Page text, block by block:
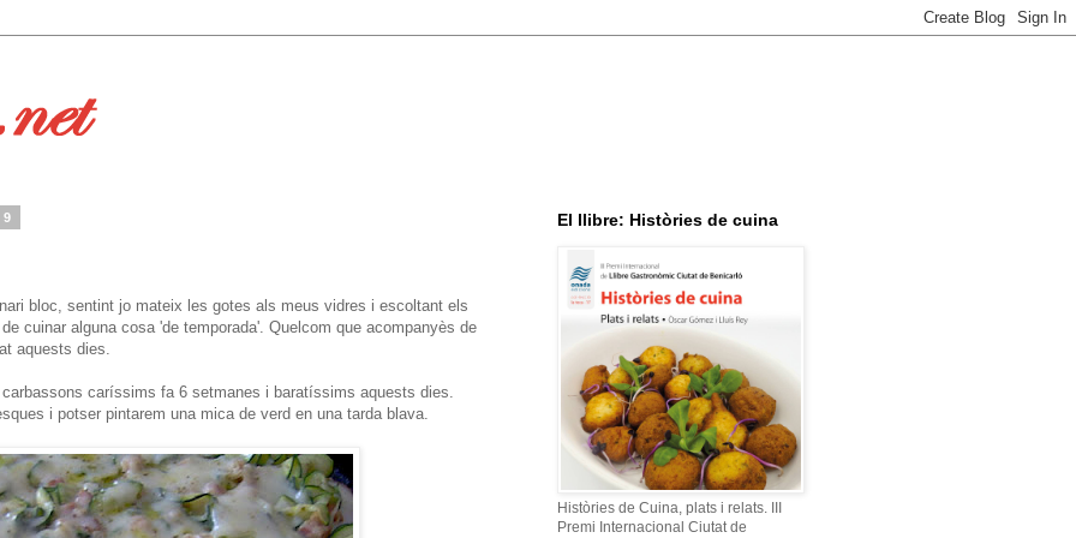
bloc, sentint jo mateix les gotes als meus vidres i escoltant els
cuinar alguna cosa 'de temporada'. Quelcom que acompanyès de
aquests dies.
caríssims fa 6 setmanes i baratíssims aquests dies.
i potser pintarem una mica de verd en una tarda blava.
El llibre: Històries de cuina
Històries de Cuina, plats i relats. III
Premi Internacional Ciutat de